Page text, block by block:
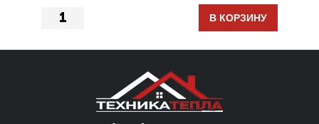
В КОРЗИНУ